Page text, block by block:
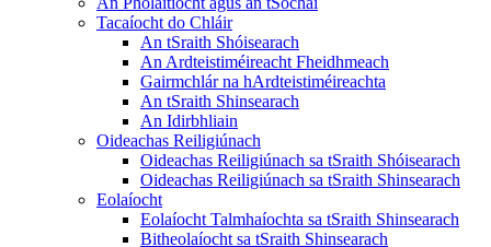
Tacaíocht do Chláir
An tSraith Shóisearach
An Ardteistiméireacht Fheidhmeach
Gairmchlár na hArdteistiméireachta
An tSraith Shinsearach
An Idirbhliain
Oideachas Reiligiúnach
Oideachas Reiligiúnach sa tSraith Shóisearach
Oideachas Reiligiúnach sa tSraith Shinsearach
Eolaíocht
Eolaíocht Talmhaíochta sa tSraith Shinsearach
Bitheolaíocht sa tSraith Shinsearach